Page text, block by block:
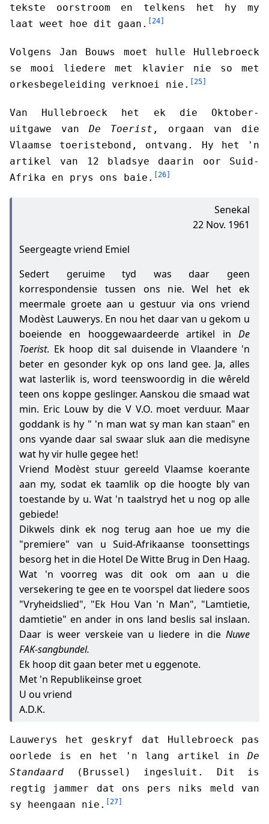
tekste oorstroom en telkens het hy my
laat weet hoe dit gaan.
[24]
Volgens Jan Bouws moet hulle Hullebroeck
se mooi liedere met klavier nie so met
orkesbegeleiding verknoei nie.
[25]
Van Hullebroeck het ek die Oktober-
uitgawe van De Toerist , orgaan van die
Vlaamse toeristebond, ontvang. Hy het 'n
artikel van 12 bladsye daarin oor Suid-
Afrika en prys ons baie.
[26]
Senekal
22 Nov. 1961
Seergeagte vriend Emiel
Sedert geruime tyd was daar geen
korrespondensie tussen ons nie. Wel het ek
meermale groete aan u gestuur via ons vriend
Modèst Lauwerys. En nou het daar van u gekom u
boeiende en hooggewaardeerde artikel in De
Toerist. Ek hoop dit sal duisende in Vlaandere 'n
beter en gesonder kyk op ons land gee. Ja, alles
wat lasterlik is, word teenswoordig in die wêreld
teen ons koppe geslinger. Aanskou die smaad wat
min. Eric Louw by die V V.O. moet verduur. Maar
goddank is hy " 'n man wat sy man kan staan" en
ons vyande daar sal swaar sluk aan die medisyne
wat hy vir hulle gegee het!
Vriend Modèst stuur gereeld Vlaamse koerante
aan my, sodat ek taamlik op die hoogte bly van
toestande by u. Wat 'n taalstryd het u nog op alle
gebiede!
Dikwels dink ek nog terug aan hoe ue my die
"premiere" van u Suid-Afrikaanse toonsettings
besorg het in die Hotel De Witte Brug in Den Haag.
Wat 'n voorreg was dit ook om aan u die
versekering te gee en te voorspel dat liedere soos
"Vryheidslied", "Ek Hou Van 'n Man", "Lamtietie,
damtietie" en ander in ons land beslis sal inslaan.
Daar is weer verskeie van u liedere in die Nuwe
FAK-sangbundel.
Ek hoop dit gaan beter met u eggenote.
Met 'n Republikeinse groet
U ou vriend
A.D.K.
Lauwerys het geskryf dat Hullebroeck pas
oorlede is en het 'n lang artikel in De
Standaard (Brussel) ingesluit. Dit is
regtig jammer dat ons pers niks meld van
sy heengaan nie.
[27]